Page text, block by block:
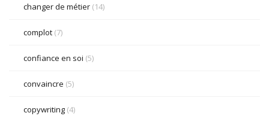
changer de métier (14)
complot (7)
confiance en soi (5)
convaincre (5)
copywriting (4)